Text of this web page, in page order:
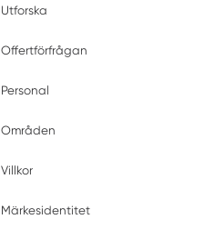
Utforska
Offertförfrågan
Personal
Områden
Villkor
Märkesidentitet